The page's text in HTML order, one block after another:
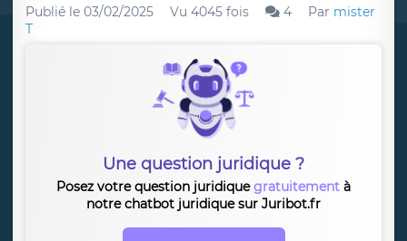
Publié le 03/02/2025 Vu 4045 fois 4 Par mister
T
Une question juridique ?
Posez votre question juridiquegratuitement à
notre chatbot juridique sur Juribot.fr